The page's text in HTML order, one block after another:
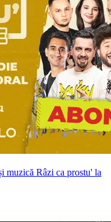
muzică Râzi ca prostu' la